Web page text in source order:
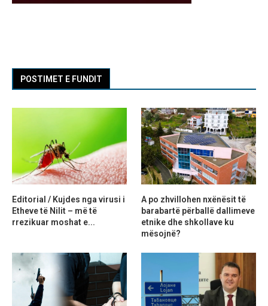
POSTIMET E FUNDIT
Editorial / Kujdes nga virusi i
Etheve të Nilit – më të
rrezikuar moshat e...
A po zhvillohen nxënësit të
barabartë përballë dallimeve
etnike dhe shkollave ku
mësojnë?